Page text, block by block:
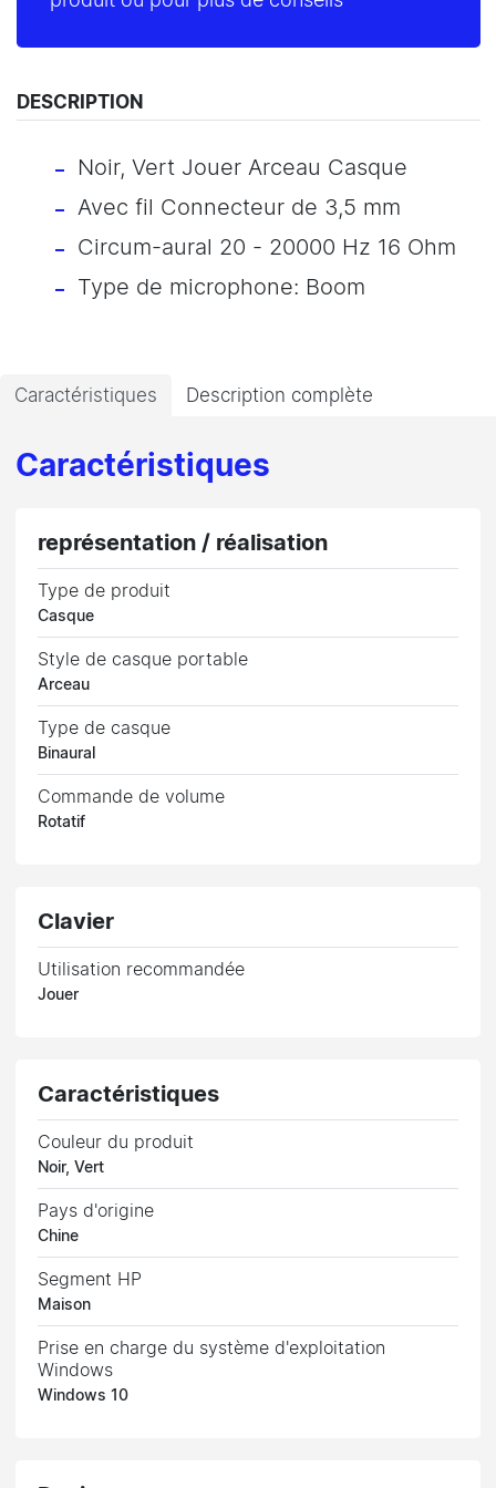
DESCRIPTION
Noir, Vert Jouer Arceau Casque
Avec fil Connecteur de 3,5 mm
Circum-aural 20 - 20000 Hz 16 Ohm
Type de microphone: Boom
Caractéristiques Description complète
Caractéristiques
représentation / réalisation
Type de produit
Casque
Style de casque portable
Arceau
Type de casque
Binaural
Commande de volume
Rotatif
Clavier
Utilisation recommandée
Jouer
Caractéristiques
Couleur du produit
Noir, Vert
Pays d'origine
Chine
Segment HP
Maison
Prise en charge du système d'exploitation
Windows
Windows 10